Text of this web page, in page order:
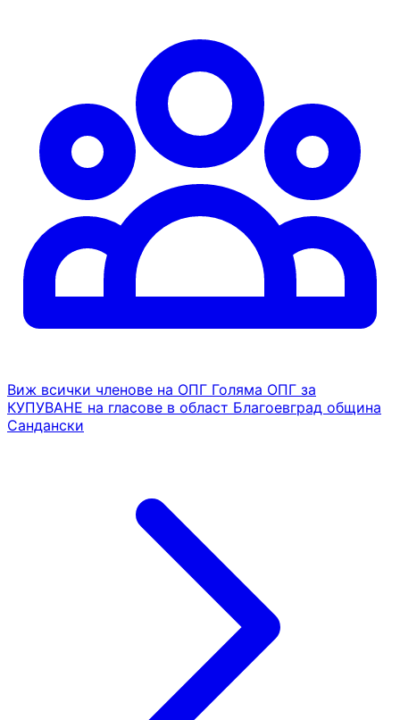
Виж всички членове на ОПГ Голяма ОПГ за
КУПУВАНЕ на гласове в област Благоевград община
Сандански